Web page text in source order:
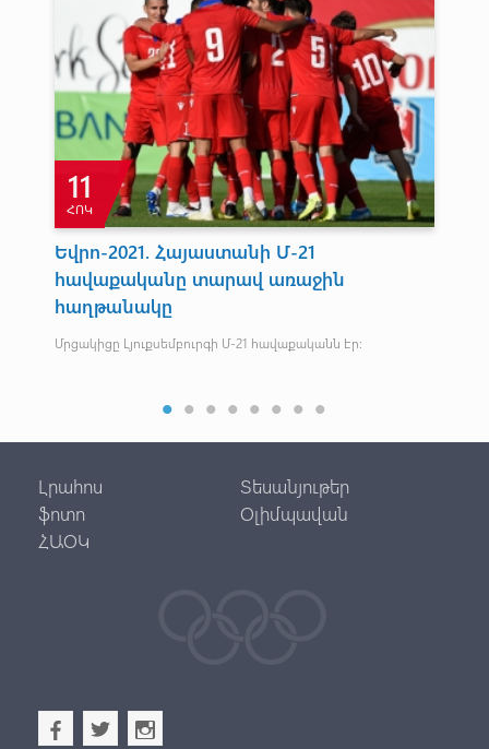
22
ՆՈՅ
ՄԵԾ ԲԱՍԿԵՏԲՈԼԸ ԿՐԿԻՆ
Է
Հուսանք, որ երևանցի մարզասերը բարձր
հրաժեշտ կտա Ծիծեռնակաբերդի ՄՀՀ –ին . . .
Լրահոս
Տեսանյութեր
ֆոտո
Օլիմպավան
ՀԱՕԿ
b a x